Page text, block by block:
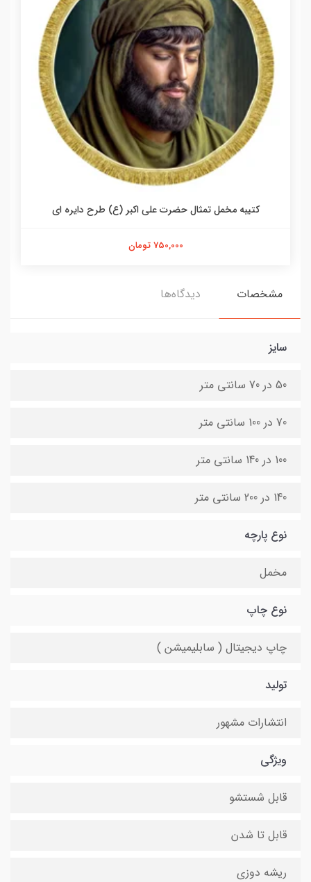
کتیبه مخمل تمثال حضرت علی اکبر (ع) طرح دایره ای
750,000 تومان
مشخصات دیدگاه‌ها
سایز
50 در 70 سانتی متر
70 در 100 سانتی متر
100 در 140 سانتی متر
140 در 200 سانتی متر
نوع پارچه
مخمل
نوع چاپ
چاپ دیجیتال ( سابلیمیشن )
تولید
انتشارات مشهور
ویژگی
قابل شستشو
قابل تا شدن
ریشه دوزی